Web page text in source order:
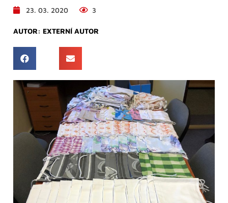
23. 03. 2020 3
AUTOR: EXTERNÍ AUTOR